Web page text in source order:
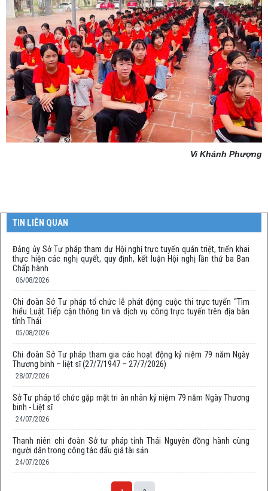
Vi Khánh Phượng
TIN LIÊN QUAN
Đảng ủy Sở Tư pháp tham dự Hội nghị trực tuyến quán triệt, triển khai
thực hiện các nghị quyết, quy định, kết luận Hội nghị lần thứ ba Ban
Chấp hành
06/08/2026
Chi đoàn Sở Tư pháp tổ chức lễ phát động cuộc thi trực tuyến “Tìm
hiểu Luật Tiếp cận thông tin và dịch vụ công trực tuyến trên địa bàn
tỉnh Thái
05/08/2026
Chi đoàn Sở Tư pháp tham gia các hoạt động kỷ niệm 79 năm Ngày
Thương binh – liệt sĩ (27/7/1947 – 27/7/2026)
28/07/2026
Sở Tư pháp tổ chức gặp mặt tri ân nhân kỷ niệm 79 năm Ngày Thương
binh - Liệt sĩ
24/07/2026
Thanh niên chi đoàn Sở tư pháp tỉnh Thái Nguyên đồng hành cùng
người dân trong công tác đấu giá tài sản
24/07/2026